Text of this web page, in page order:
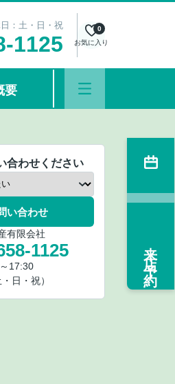
：土・日・祝
1125 お気に入り
0
要
合わせください
い合わせ
有限会社
1125
17:30
・日・祝）
来店予約